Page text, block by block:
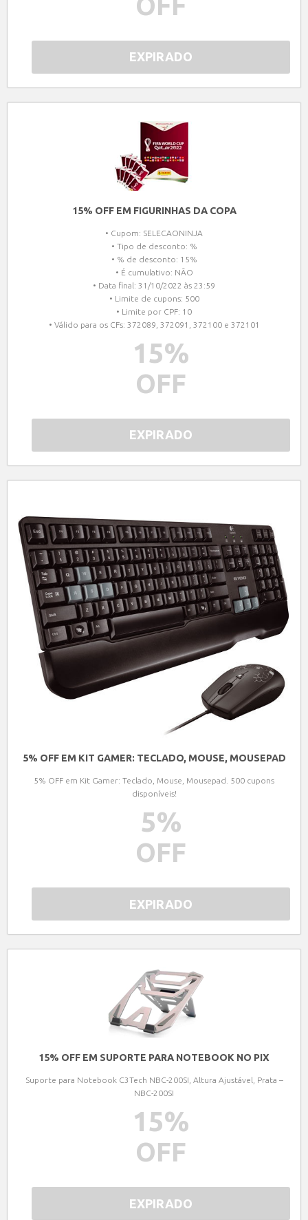
EXPIRADO
15% OFF EM FIGURINHAS DA COPA
• Cupom: SELECAONINJA
• Tipo de desconto: %
• % de desconto: 15%
• É cumulativo: NÃO
• Data final: 31/10/2022 às 23:59
• Limite de cupons: 500
• Limite por CPF: 10
• Válido para os CFs: 372089, 372091, 372100 e 372101
15%
OFF
EXPIRADO
5% OFF EM KIT GAMER: TECLADO, MOUSE, MOUSEPAD
5% OFF em Kit Gamer: Teclado, Mouse, Mousepad. 500 cupons
disponíveis!
5%
OFF
EXPIRADO
15% OFF EM SUPORTE PARA NOTEBOOK NO PIX
Suporte para Notebook C3Tech NBC-200SI, Altura Ajustável, Prata –
NBC-200SI
15%
OFF
EXPIRADO